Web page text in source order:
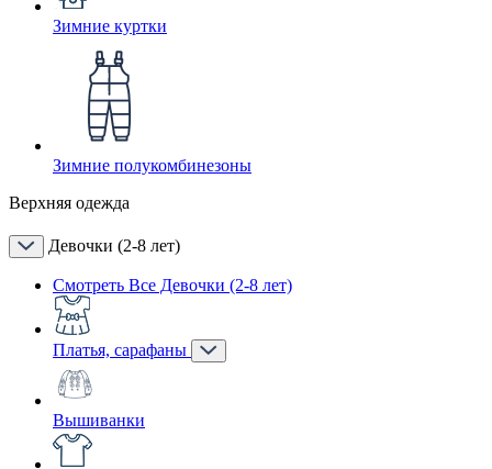
Зимние куртки
Зимние полукомбинезоны
Верхняя одежда
Девочки (2-8 лет)
Смотреть Все Девочки (2-8 лет)
Платья, сарафаны
Вышиванки